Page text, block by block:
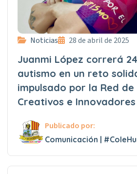
Noticias 28 de abril de 2025
Juanmi López correrá
autismo en un reto
impulsado por la Red
Creativos e Innovadores
Publicado por:
Comunicación |